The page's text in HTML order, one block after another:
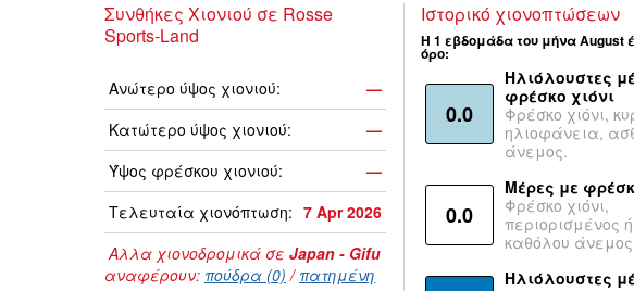
Συνθήκες Χιονιού σε Rosse
Sports-Land
Ανώτερο ύψος χιονιού:
—
Κατώτερο ύψος χιονιού:
—
Ύψος φρέσκου χιονιού:
—
Τελευταία χιονόπτωση: 7 Apr 2026
Αλλα χιονοδρομικά σε Japan - Gifu
αναφέρουν: πούδρα (0) /πατημένη
Ιστορικό χιονοπτώσεων
Η 1 εβδομάδα του μήνα August
όρο:
0.0
Ηλιόλουστες
φρέσκο χιόνι
Φρέσκο χιόνι,
ηλιοφάνεια,
άνεμος.
0.0
Μέρες με
Φρέσκο χιόνι,
περιορισμένος
καθόλου
Ηλιόλουστες